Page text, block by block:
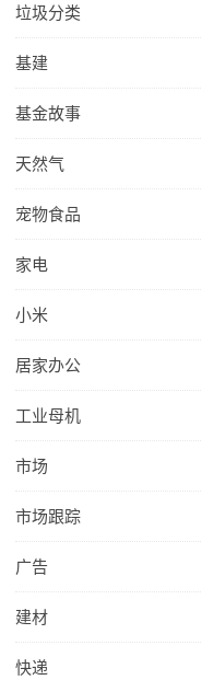
垃圾分类
基建
基金故事
天然气
宠物食品
家电
小米
居家办公
工业母机
市场
市场跟踪
广告
建材
快递